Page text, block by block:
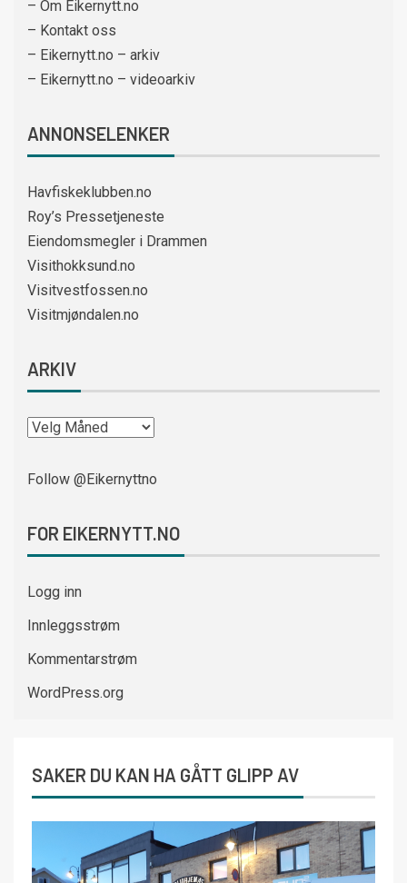
– Om Eikernytt.no
– Kontakt oss
– Eikernytt.no – arkiv
– Eikernytt.no – videoarkiv
ANNONSELENKER
Havfiskeklubben.no
Roy’s Pressetjeneste
Eiendomsmegler i Drammen
Visithokksund.no
Visitvestfossen.no
Visitmjøndalen.no
ARKIV
Follow @Eikernyttno
FOR EIKERNYTT.NO
Logg inn
Innleggsstrøm
Kommentarstrøm
WordPress.org
SAKER DU KAN HA GÅTT GLIPP AV